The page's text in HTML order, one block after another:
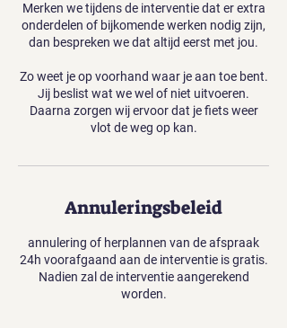
Merken we tijdens de interventie dat er extra
onderdelen of bijkomende werken nodig zijn,
dan bespreken we dat altijd eerst met jou.
Zo weet je op voorhand waar je aan toe bent.
Jij beslist wat we wel of niet uitvoeren.
Daarna zorgen wij ervoor dat je fiets weer
vlot de weg op kan.
Annuleringsbeleid
annulering of herplannen van de afspraak
24h voorafgaand aan de interventie is gratis.
Nadien zal de interventie aangerekend
worden.